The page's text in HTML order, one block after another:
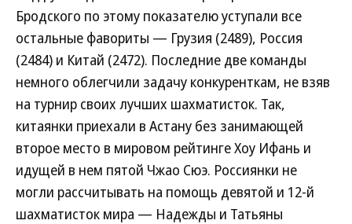
Бродского по этому показателю уступали все
остальные фавориты — Грузия (2489), Россия
(2484) и Китай (2472). Последние две команды
немного облегчили задачу конкуренткам, не взяв
на турнир своих лучших шахматисток. Так,
китаянки приехали в Астану без занимающей
второе место в мировом рейтинге Хоу Ифань и
идущей в нем пятой Чжао Сюэ. Россиянки не
могли рассчитывать на помощь девятой и 12-й
шахматисток мира — Надежды и Татьяны